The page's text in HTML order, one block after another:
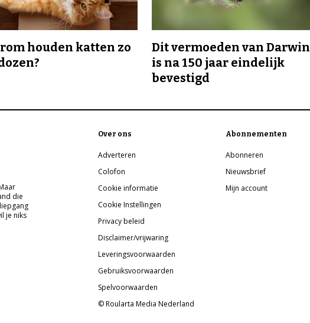
houden katten zo
Dit vermoeden van Darwin
is na 150 jaar eindelijk
bevestigd
die
je niks
Over ons
Adverteren
Colofon
Cookie informatie
Cookie Instellingen
Privacy beleid
Disclaimer/vrijwaring
Leveringsvoorwaarden
Gebruiksvoorwaarden
Spelvoorwaarden
© Roularta Media Nederland
Abonnementen
Abonneren
Nieuwsbrief
Mijn account